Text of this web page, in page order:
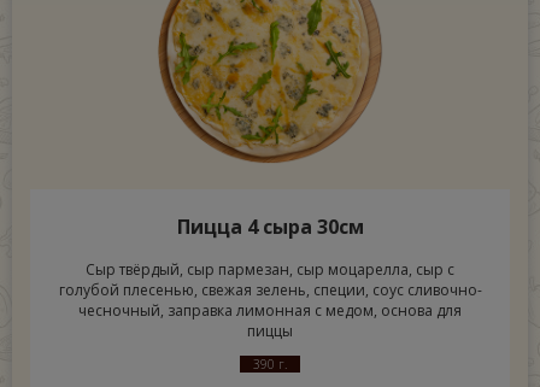
Пицца 4 сыра 30см
Сыр твёрдый, сыр пармезан, сыр моцарелла, сыр с
голубой плесенью, свежая зелень, специи, соус сливочно-
чесночный, заправка лимонная с медом, основа для
пиццы
390 г.